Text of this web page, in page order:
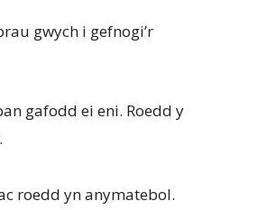
gwych i gefnogi’r
gafodd ei eni. Roedd y
roedd yn anymatebol.